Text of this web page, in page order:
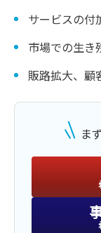
サービスの付
市場での生き
販路拡大、顧
ま